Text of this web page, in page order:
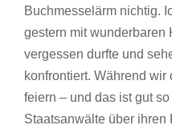
Buchmesselärm nichtig.
gestern mit wunderbaren
vergessen durfte und
konfrontiert. Während
feiern – und das ist gut
Staatsanwälte über